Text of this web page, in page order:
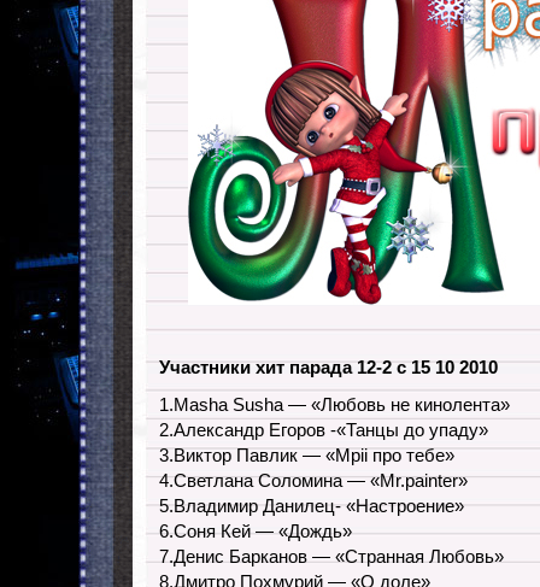
Участники хит парада 12-2 с 15 10 2010
1.Masha Susha — «Любовь не кинолента»
2.Александр Егоров -«Танцы до упаду»
3.Виктор Павлик — «Мрii про тебе»
4.Светлана Соломина — «Mr.painter»
5.Владимир Данилец- «Настроение»
6.Соня Кей — «Дождь»
7.Денис Барканов — «Странная Любовь»
8.Дмитро Похмурий — «О доле»